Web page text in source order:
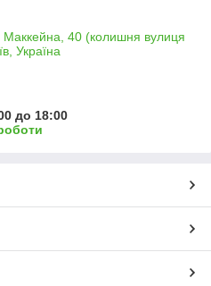
Маккейна, 40 (колишня вулиця
Україна
до 18:00